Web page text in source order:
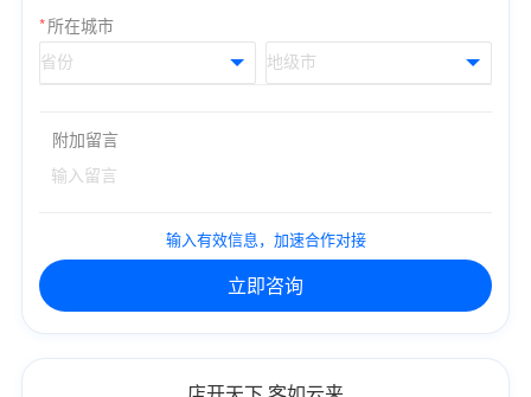
*所在城市
附加留言
输入有效信息，加速合作对接
立即咨询